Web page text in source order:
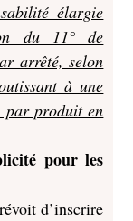
élargie
du 11° de
arrêté, selon
à une
par produit en
pour les
d’inscrire